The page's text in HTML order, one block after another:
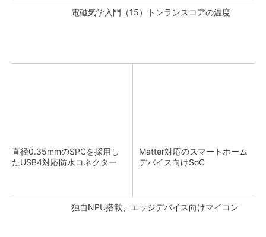
電磁気学入門（15）トンランスコアの温度
直径0.35mmのSPCを採用し
たUSB4対応防水コネクター
Matter対応のスマートホーム
デバイス向けSoC
独自NPU搭載、エッジデバイス向けマイコン